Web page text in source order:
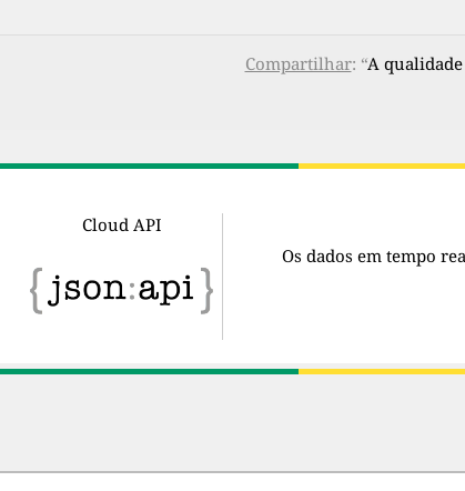
Compartilhar: “A
Cloud API
Os dados em tempo